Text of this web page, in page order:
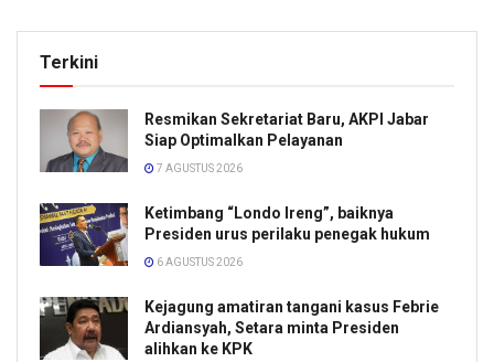
Terkini
Resmikan Sekretariat Baru, AKPI Jabar
Siap Optimalkan Pelayanan
7 AGUSTUS 2026
Ketimbang “Londo Ireng”, baiknya
Presiden urus perilaku penegak hukum
6 AGUSTUS 2026
Kejagung amatiran tangani kasus Febrie
Ardiansyah, Setara minta Presiden
alihkan ke KPK